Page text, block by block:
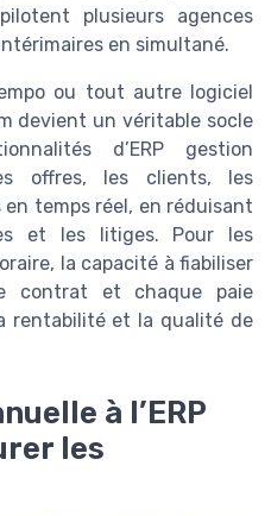
plusieurs agences
en simultané.
ou tout autre logiciel
devient un véritable socle
d’ERP gestion
offres, les clients, les
temps réel, en réduisant
et les litiges. Pour les
la capacité à fiabiliser
contrat et chaque paie
rentabilité et la qualité de
à l’ERP
les